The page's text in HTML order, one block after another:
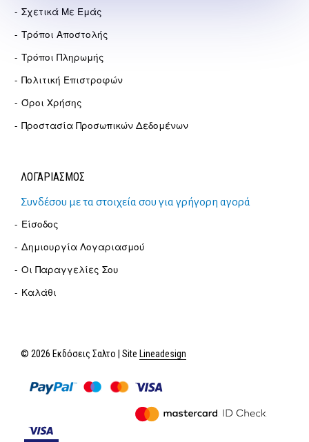
Σχετικά Με Εμάς
Τρόποι Αποστολής
Τρόποι Πληρωμής
Πολιτική Επιστροφών
Όροι Χρήσης
Προστασία Προσωπικών Δεδομένων
ΛΟΓΑΡΙΑΣΜΟΣ
Συνδέσου με τα στοιχεία σου για γρήγορη αγορά
Είσοδος
Δημιουργία Λογαριασμού
Οι Παραγγελίες Σου
Καλάθι
© 2026 Εκδόσεις Σαλτο | Site Lineadesign